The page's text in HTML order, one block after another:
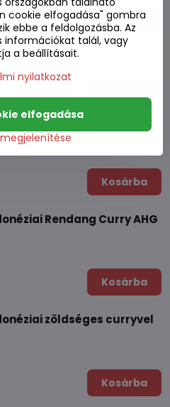
Kosárba
312g
Masala 283g
Kosárba
Rendang Curry AHG
Kosárba
zöldséges curryvel
Kosárba
cookie elfogadása" gombra
ebbe a feldolgozásba. Az
információkat talál, vagy
a beállításait.
nyilatkozat
elfogadása